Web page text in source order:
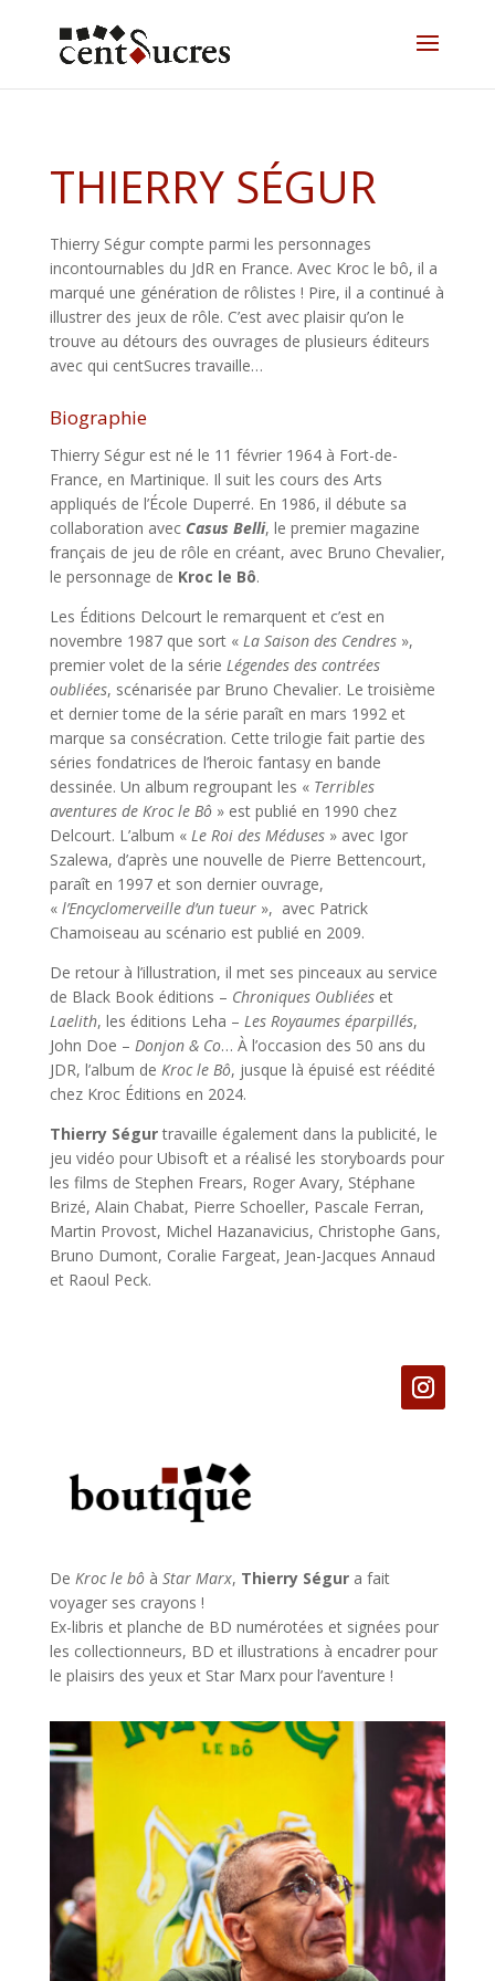
THIERRY SÉGUR
Thierry Ségur compte parmi les personnages
incontournables du JdR en France. Avec Kroc le bô, il a
marqué une génération de rôlistes ! Pire, il a continué à
illustrer des jeux de rôle. C’est avec plaisir qu’on le
trouve au détours des ouvrages de plusieurs éditeurs
avec qui centSucres travaille…
Biographie
Thierry Ségur est né le 11 février 1964 à Fort-de-
France, en Martinique. Il suit les cours des Arts
appliqués de l’École Duperré. En 1986, il débute sa
collaboration avec Casus Belli, le premier magazine
français de jeu de rôle en créant, avec Bruno Chevalier,
le personnage de Kroc le Bô.
Les Éditions Delcourt le remarquent et c’est en
novembre 1987 que sort « La Saison des Cendres»,
premier volet de la série Légendes des contrées
oubliées, scénarisée par Bruno Chevalier. Le troisième
et dernier tome de la série paraît en mars 1992 et
marque sa consécration. Cette trilogie fait partie des
séries fondatrices de l’heroic fantasy en bande
dessinée. Un album regroupant les « Terribles
aventures de Kroc le Bô» est publié en 1990 chez
Delcourt. L’album « Le Roi des Méduses» avec Igor
Szalewa, d’après une nouvelle de Pierre Bettencourt,
paraît en 1997 et son dernier ouvrage,
« l’Encyclomerveille d’un tueur», avec Patrick
Chamoiseau au scénario est publié en 2009.
De retour à l’illustration, il met ses pinceaux au service
de Black Book éditions – Chroniques Oubliéeset
Laelith, les éditions Leha – Les Royaumes éparpillés,
John Doe – Donjon & Co… À l’occasion des 50 ans du
JDR, l’album de Kroc le Bô, jusque là épuisé est réédité
chez Kroc Éditions en 2024.
Thierry Ségurtravaille également dans la publicité, le
jeu vidéo pour Ubisoft et a réalisé les storyboards pour
les films de Stephen Frears, Roger Avary, Stéphane
Brizé, Alain Chabat, Pierre Schoeller, Pascale Ferran,
Martin Provost, Michel Hazanavicius, Christophe Gans,
Bruno Dumont, Coralie Fargeat, Jean-Jacques Annaud
et Raoul Peck.
De Kroc le bôà Star Marx, Thierry Ségura fait
voyager ses crayons !
Ex-libris et planche de BD numérotées et signées pour
les collectionneurs, BD et illustrations à encadrer pour
le plaisirs des yeux et Star Marx pour l’aventure !